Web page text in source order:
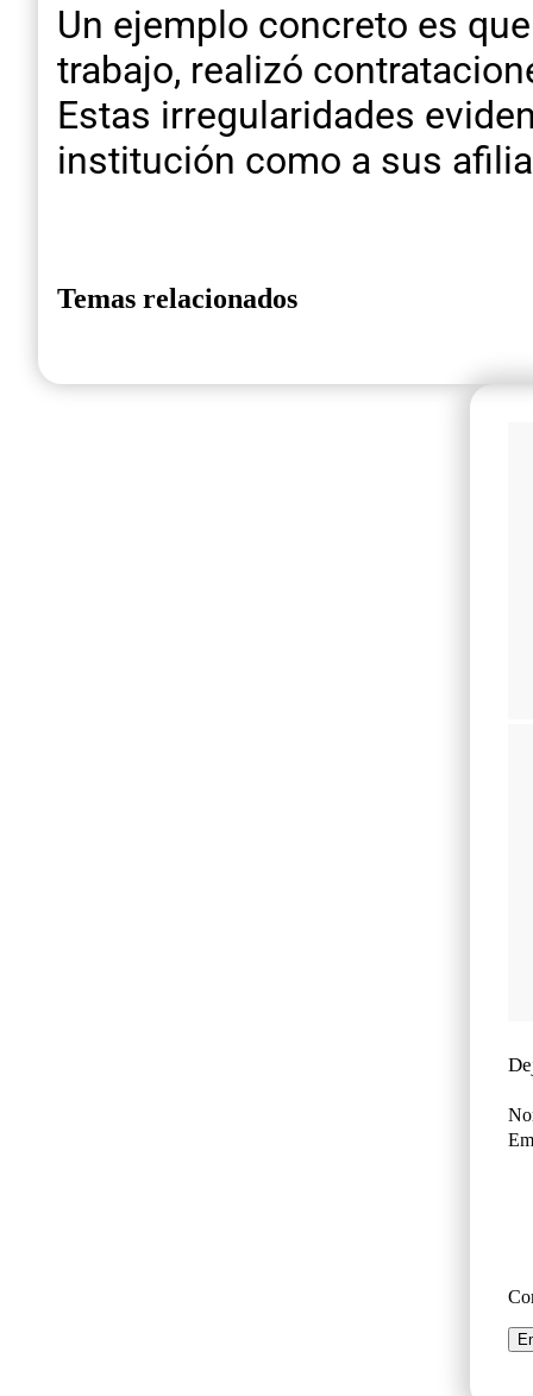
Un ejemplo concreto es
trabajo, realizó
Estas irregularidades
institución como a sus
Temas relacionados